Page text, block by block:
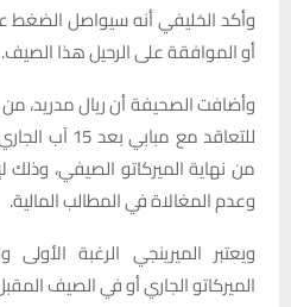
وأكد الخليفي أنه سيواصل الضغط
أو الموافقة على الرحيل هذا الصيف.
وأضافت الصحيفة أن ريال مدريد،
للتعاقد مع
من نهاية الميركاتو الصيفي، وذلك
وعدم المغالاة في المطالب المالية.
ويعتبر الميرينجي الرغبة
الميركاتو الجاري أو في الصيف